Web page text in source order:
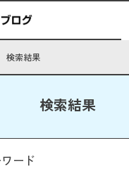
検索結果
検索結果
ード